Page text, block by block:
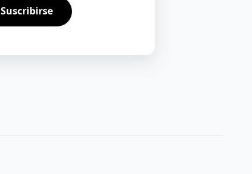
Suscribirse